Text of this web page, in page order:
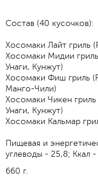
Состав (40 кусочков):
Хосомаки Лайт гриль
Хосомаки Мидии
Унаги, Кунжут)
Хосомаки Фиш гриль
Манго-Чили)
Хосомаки Чикен
Унаги, Кунжут)
Хосомаки Кальмар
Пищевая и
углеводы - 25,8; Ккал
660 г.